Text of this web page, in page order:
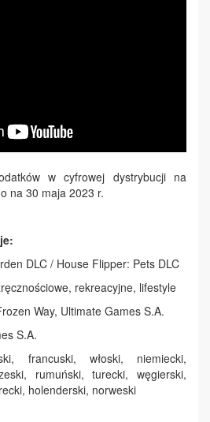
w cyfrowej dystrybucji na
na 30 maja 2023 r.
DLC / House Flipper: Pets DLC
rekreacyjne, lifestyle
Way, Ultimate Games S.A.
S.A.
francuski, włoski, niemiecki,
rumuński, turecki, węgierski,
holenderski, norweski